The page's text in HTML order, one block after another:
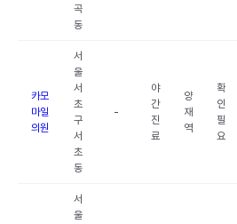
곡
동
카모
마일
의원
서
울
서
초
구
서
초
동
-
야
간
진
료
양
재
역
확
인
필
요
서
울